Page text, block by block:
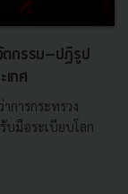
ตกรรม–ปฏิรูป
เทศ
การกระทรวง
บมือระเบียบโลก